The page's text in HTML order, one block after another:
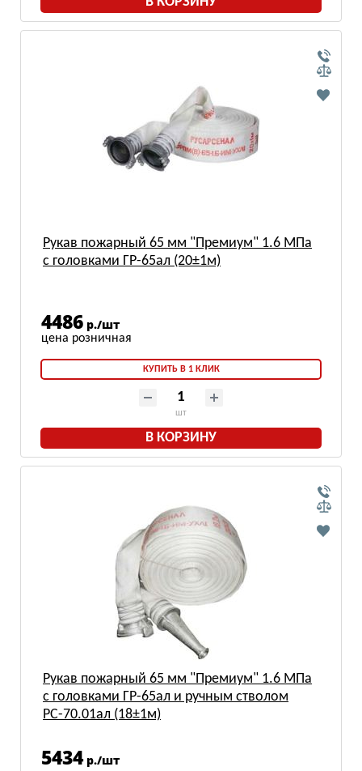
Рукав пожарный 65 мм "Премиум" 1.6 МПа
с головками ГР-65ал (20±1м)
4486 р./шт
КУПИТЬ В 1 КЛИК
шт
В КОРЗИНУ
Рукав пожарный 65 мм "Премиум" 1.6 МПа
с головками ГР-65ал и ручным стволом
РС-70.01ал (18±1м)
5434 р./шт